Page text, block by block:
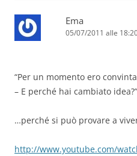
Ema
05/07/2011 alle
“Per un momento ero
– E perché hai cambiato idea?”
…perché si può provare a
http://www.youtube.com/